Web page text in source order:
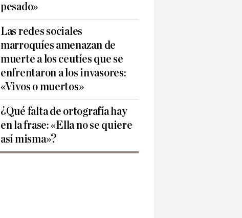
pesado»
Las redes sociales
marroquíes amenazan de
muerte a los ceutíes que se
enfrentaron a los invasores:
«Vivos o muertos»
¿Qué falta de ortografía hay
en la frase: «Ella no se quiere
así misma»?